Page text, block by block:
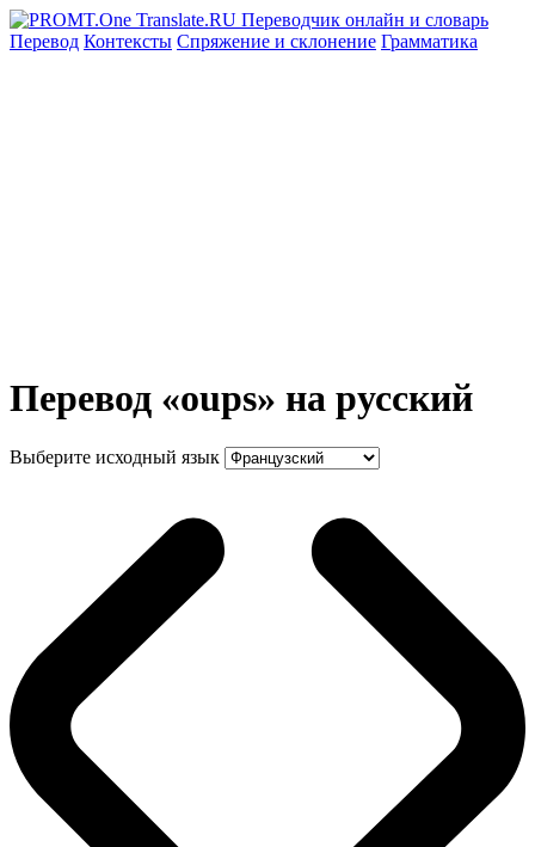
Перевод Контексты Спряжение и склонение Грамматика
Перевод «oups» на русский
Выберите исходный язык